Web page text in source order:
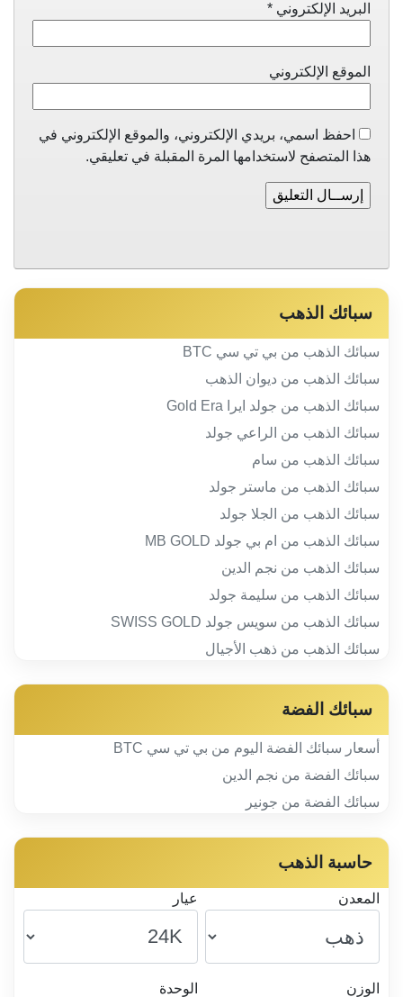
البريد الإلكتروني *
الموقع الإلكتروني
احفظ اسمي، بريدي الإلكتروني، والموقع الإلكتروني في
هذا المتصفح لاستخدامها المرة المقبلة في تعليقي.
سبائك الذهب
سبائك الذهب من بي تي سي BTC
سبائك الذهب من ديوان الذهب
سبائك الذهب من جولد ايرا Gold Era
سبائك الذهب من الراعي جولد
سبائك الذهب من سام
سبائك الذهب من ماستر جولد
سبائك الذهب من الجلا جولد
سبائك الذهب من ام بي جولد MB GOLD
سبائك الذهب من نجم الدين
سبائك الذهب من سليمة جولد
سبائك الذهب من سويس جولد SWISS GOLD
سبائك الذهب من ذهب الأجيال
سبائك الفضة
أسعار سبائك الفضة اليوم من بي تي سي BTC
سبائك الفضة من نجم الدين
سبائك الفضة من جونير
حاسبة الذهب
المعدن عيار
الوزن الوحدة